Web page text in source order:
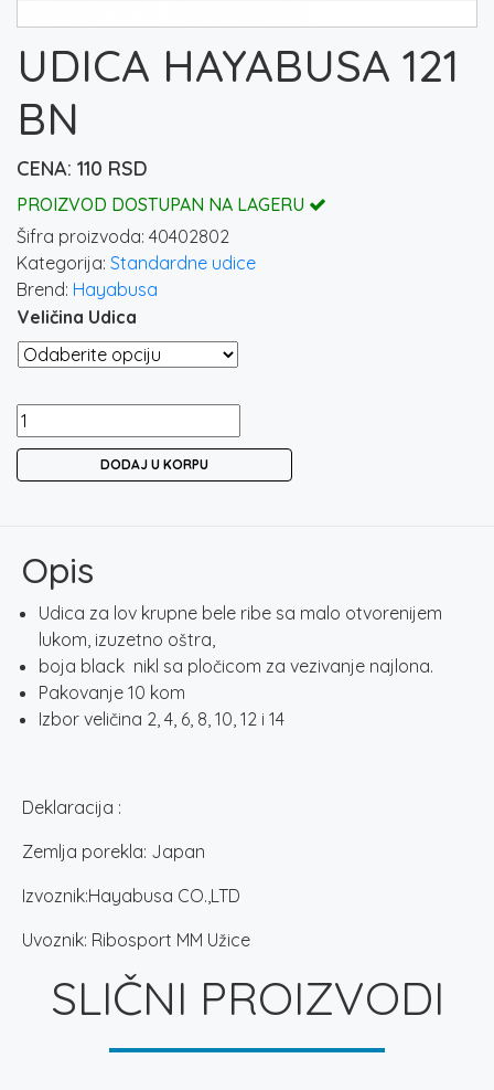
UDICA HAYABUSA 121
BN
110 RSD
PROIZVOD DOSTUPAN NA LAGERU
Šifra proizvoda: 40402802
Kategorija: Standardne udice
Brend: Hayabusa
Veličina Udica
UDICA
HAYABUSA
DODAJ U KORPU
Opis
Udica za lov krupne bele ribe sa malo otvorenijem
lukom, izuzetno oštra,
boja black nikl sa pločicom za vezivanje najlona.
Pakovanje 10 kom
Izbor veličina 2, 4, 6, 8, 10, 12 i 14
Deklaracija :
Zemlja porekla: Japan
Izvoznik:Hayabusa CO.,LTD
Uvoznik: Ribosport MM Užice
SLIČNI PROIZVODI